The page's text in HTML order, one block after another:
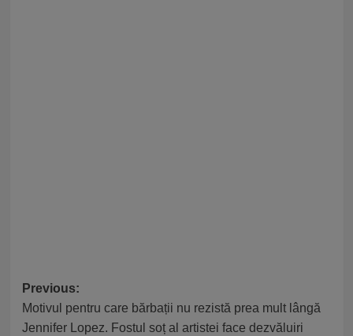
Post
navigation
Previous:
Motivul pentru care bărbații nu rezistă prea mult lângă
Jennifer Lopez. Fostul soț al artistei face dezvăluiri